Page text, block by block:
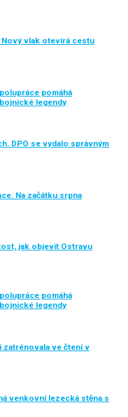
Nový vlak otevírá cestu
pomáhá
legendy
DPO se vydalo správným
Na začátku srpna
jak objevit Ostravu
pomáhá
legendy
zatrénovala ve čtení v
venkovní lezecká stěna s